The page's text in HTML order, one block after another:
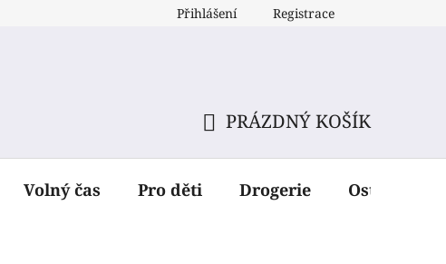
Přihlášení Registrace
KOŠÍK
PRÁZDNÝ KOŠÍK
Volný čas Pro děti Drogerie Ostatní